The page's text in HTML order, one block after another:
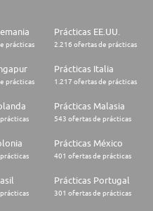
prácticas
Prácticas EE.UU.
2.216 ofertas de prácticas
prácticas
Prácticas Italia
1.217 ofertas de prácticas
Prácticas Malasia
543 ofertas de prácticas
Prácticas México
401 ofertas de prácticas
Prácticas Portugal
301 ofertas de prácticas